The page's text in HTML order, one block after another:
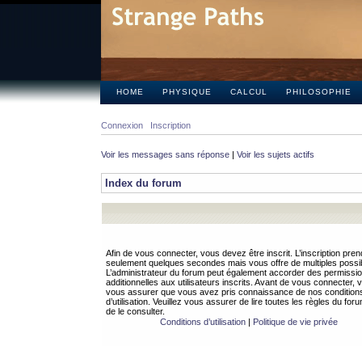
HOME PHYSIQUE CALCUL PHILOSOPHIE
Connexion Inscription
Voir les messages sans réponse | Voir les sujets actifs
Index du forum
Afin de vous connecter, vous devez être inscrit. L’inscription
seulement quelques secondes mais vous offre de multiples
L’administrateur du forum peut également accorder des
additionnelles aux utilisateurs inscrits. Avant de vous connecter,
vous assurer que vous avez pris connaissance de nos
d’utilisation. Veuillez vous assurer de lire toutes les règles du
de le consulter.
Conditions d’utilisation| Politique de vie privée